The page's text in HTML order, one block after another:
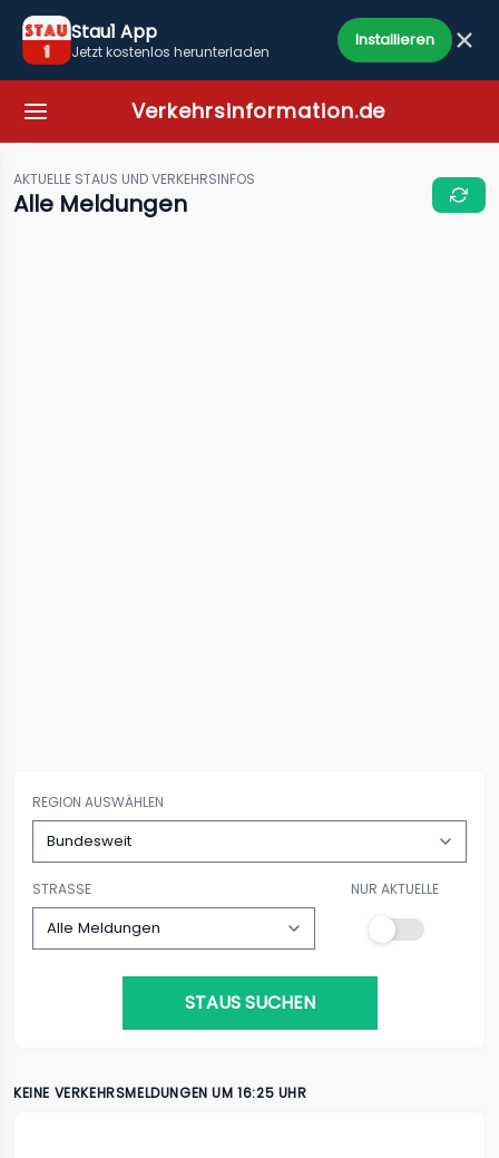
Stau1 App
Jetzt kostenlos herunterladen
Installieren
Verkehrsinformation.de
AKTUELLE STAUS UND VERKEHRSINFOS
Alle Meldungen
REGION AUSWÄHLEN
STRASSE NUR AKTUELLE
STAUS SUCHEN
KEINE VERKEHRSMELDUNGEN UM 16:25 UHR